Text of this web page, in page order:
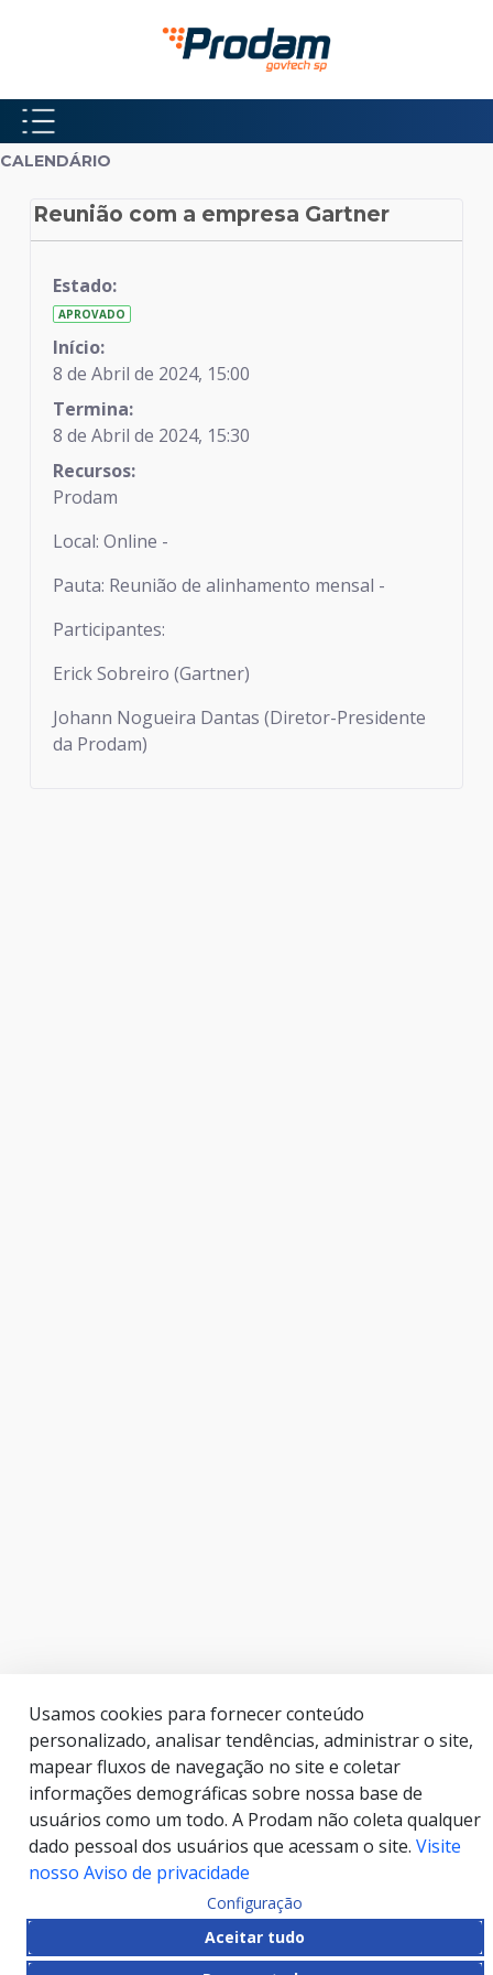
Pular para o Conteúdo principal
Início do conteúdo
CALENDÁRIO
Reunião com a empresa Gartner
Calendário
Estado:
APROVADO
Início:
8 de Abril de 2024, 15:00
Termina:
8 de Abril de 2024, 15:30
Recursos:
Prodam
Local: Online -
Pauta: Reunião de alinhamento mensal -
Participantes:
Erick Sobreiro (Gartner)
Johann Nogueira Dantas (Diretor-Presidente
da Prodam)
Usamos cookies para fornecer conteúdo
personalizado, analisar tendências, administrar o site,
mapear fluxos de navegação no site e coletar
informações demográficas sobre nossa base de
usuários como um todo. A Prodam não coleta qualquer
dado pessoal dos usuários que acessam o site. Visite
nosso Aviso de privacidade
Configuração
Aceitar tudo